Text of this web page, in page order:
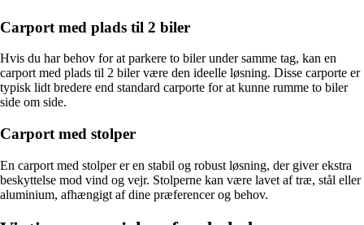
Carport med plads til 2 biler
Hvis du har behov for at parkere to biler under samme tag, kan en
carport med plads til 2 biler være den ideelle løsning. Disse carporte er
typisk lidt bredere end standard carporte for at kunne rumme to biler
side om side.
Carport med stolper
En carport med stolper er en stabil og robust løsning, der giver ekstra
beskyttelse mod vind og vejr. Stolperne kan være lavet af træ, stål eller
aluminium, afhængigt af dine præferencer og behov.